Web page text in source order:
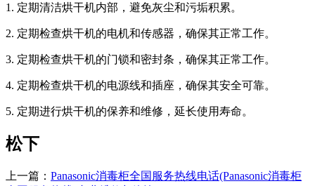
1. 定期清洁烘干机内部，避免灰尘和污垢积累。
2. 定期检查烘干机的电机和传感器，确保其正常工作。
3. 定期检查烘干机的门锁和密封条，确保其正常工作。
4. 定期检查烘干机的电源线和插座，确保其安全可靠。
5. 定期进行烘干机的保养和维修，延长使用寿命。
松下
上一篇： Panasonic消毒柜全国服务热线电话(Panasonic消毒柜